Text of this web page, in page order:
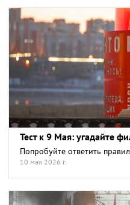
Тест к 9 Мая: угадайте
Попробуйте ответить
10 мая 2026 г.